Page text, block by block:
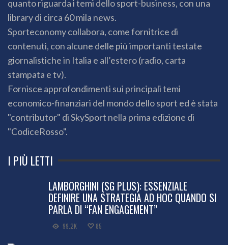
quanto riguarda i temi dello sport-business, con una
library di circa 60 mila news.
Sporteconomy collabora, come fornitrice di
contenuti, con alcune delle più importanti testate
giornalistiche in Italia e all’estero (radio, carta
stampata e tv).
Fornisce approfondimenti sui principali temi
economico-finanziari del mondo dello sport ed è stata
"contributor" di SkySport nella prima edizione di
"CodiceRosso".
I PIÙ LETTI
LAMBORGHINI (SG PLUS): ESSENZIALE
DEFINIRE UNA STRATEGIA AD HOC QUANDO SI
PARLA DI “FAN ENGAGEMENT”
99.2K 85